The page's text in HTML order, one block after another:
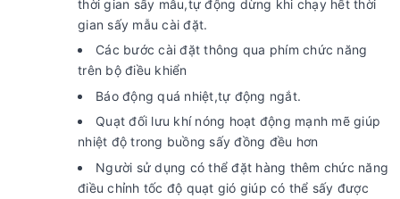
thời gian sấy mẫu,tự động dừng khi chạy hết thời
gian sấy mẫu cài đặt.
Các bước cài đặt thông qua phím chức năng
trên bộ điều khiển
Báo động quá nhiệt,tự động ngắt.
Quạt đối lưu khí nóng hoạt động mạnh mẽ giúp
nhiệt độ trong buồng sấy đồng đều hơn
Người sử dụng có thể đặt hàng thêm chức năng
điều chỉnh tốc độ quạt gió giúp có thể sấy được